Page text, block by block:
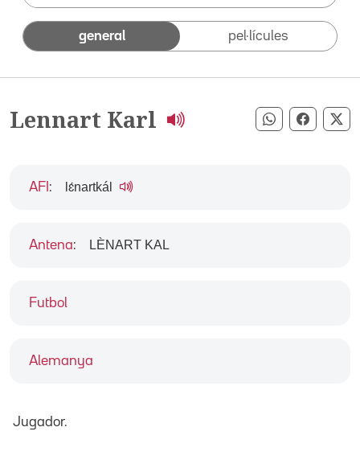
general pel·lícules
Lennart Karl Compartir
Futbol
Alemanya
AFI : lɛ́nartkál
Antena: LÈNART KAL
Jugador.